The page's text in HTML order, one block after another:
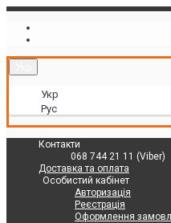
Укр
Рус
Контакти
068 744 21 11 (Viber)
Доставка та оплата
Особистий кабінет
Авторизація
Реєстрація
Оформлення